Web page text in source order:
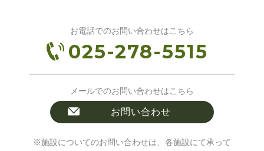
お電話でのお問い合わせはこちら
025-278-5515
メールでのお問い合わせはこちら
お問い合わせ
※施設についてのお問い合わせは、各施設にて承って